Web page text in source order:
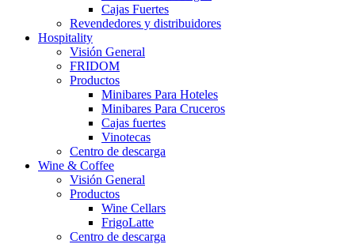
Cajas Fuertes
Revendedores y distribuidores
Hospitality
Visión General
FRIDOM
Productos
Minibares Para Hoteles
Minibares Para Cruceros
Cajas fuertes
Vinotecas
Centro de descarga
Wine & Coffee
Visión General
Productos
Wine Cellars
FrigoLatte
Centro de descarga